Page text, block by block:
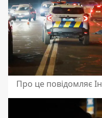
Про це повідомляє